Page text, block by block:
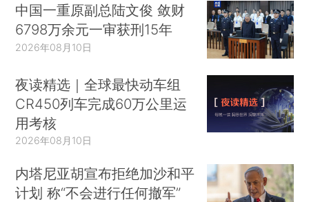
中国一重原副总陆文俊 敛财
6798万余元一审获刑15年
2026年08月10日
夜读精选｜全球最快动车组
CR450列车完成60万公里运
用考核
2026年08月10日
内塔尼亚胡宣布拒绝加沙和平
计划 称“不会进行任何撤军”